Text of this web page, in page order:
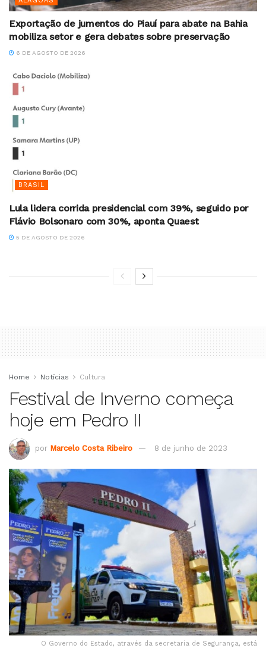
Exportação de jumentos do Piauí para abate na Bahia
mobiliza setor e gera debates sobre preservação
6 DE AGOSTO DE 2026
BRASIL
Lula lidera corrida presidencial com 39%, seguido por
Flávio Bolsonaro com 30%, aponta Quaest
5 DE AGOSTO DE 2026
Home Notícias Cultura
Festival de Inverno começa
hoje em Pedro II
por Marcelo Costa Ribeiro 8 de junho de 2023
O Governo do Estado, através da secretaria de Segurança, está